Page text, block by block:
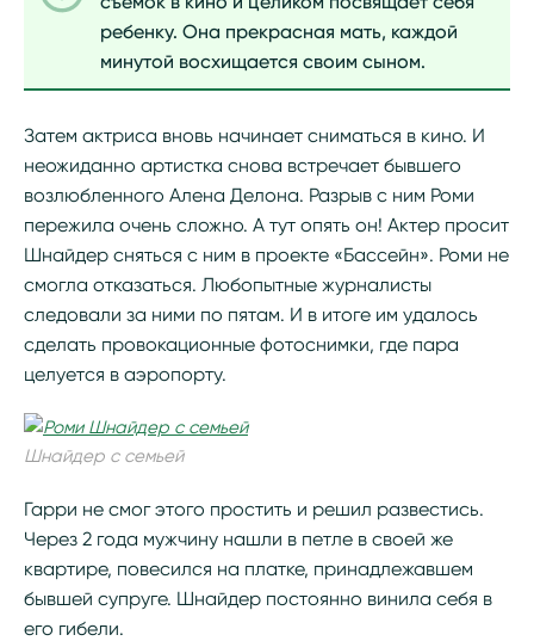
ребенку. Она прекрасная мать, каждой
минутой восхищается своим сыном.
Затем актриса вновь начинает сниматься в кино. И
неожиданно артистка снова встречает бывшего
возлюбленного Алена Делона. Разрыв с ним Роми
пережила очень сложно. А тут опять он! Актер просит
Шнайдер сняться с ним в проекте «Бассейн». Роми не
смогла отказаться. Любопытные журналисты
следовали за ними по пятам. И в итоге им удалось
сделать провокационные фотоснимки, где пара
целуется в аэропорту.
Шнайдер с семьей
Гарри не смог этого простить и решил развестись.
Через 2 года мужчину нашли в петле в своей же
квартире, повесился на платке, принадлежавшем
бывшей супруге. Шнайдер постоянно винила себя в
его гибели.